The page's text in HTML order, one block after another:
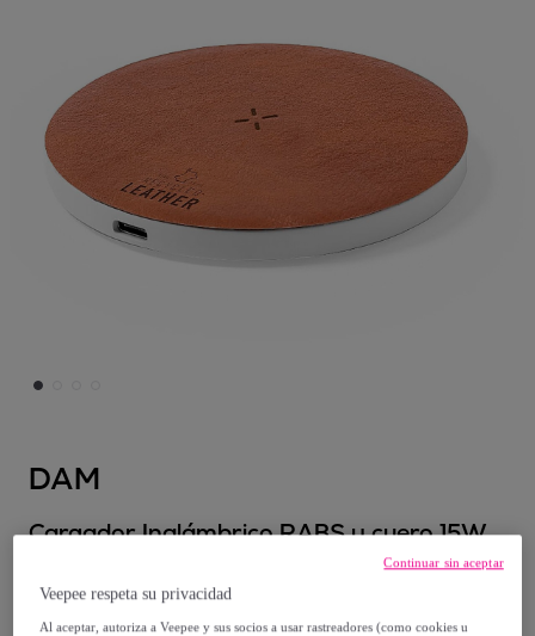
DAM
Cargador Inalámbrico RABS y cuero 15W
Modelo: UNICA
Veepee respeta su privacidad
Al aceptar, autoriza a Veepee y sus socios a usar rastreadores (como cookies u
Continuar sin aceptar